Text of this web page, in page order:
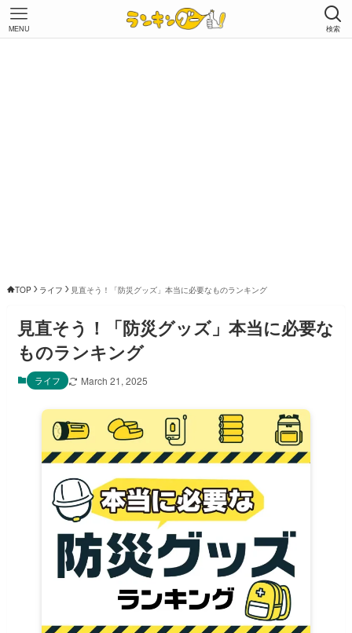
検索
MENU
TOP ライフ 見直そう！「防災グッズ」本当に必要なものランキング
見直そう！「防災グッズ」本当に必要な
ものランキング
ライフ March 21, 2025